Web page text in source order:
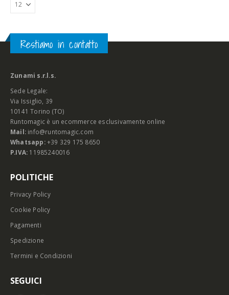
Restiamo in contatto
Zunami s.r.l.s.
Sede Legale:
Via Issiglio, 39
10141 Torino (TO)
Runtomagic è un ecommerce esclusivamente online
Mail: info@runtomagic.com
Whatsapp: +39 329 175 8650
P.IVA: 11985240016
POLITICHE
Privacy Policy
Cookie Policy
Pagamenti
Spedizione
Termini e Condizioni
SEGUICI